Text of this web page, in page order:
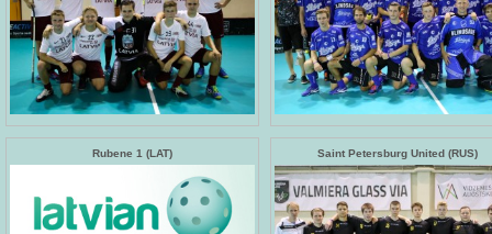
Rubene 1 (LAT) Saint Petersburg United (RUS)